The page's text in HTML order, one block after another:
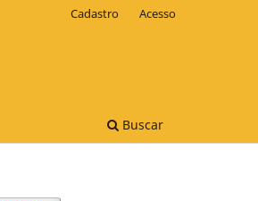
Buscar
Cadastro Acesso